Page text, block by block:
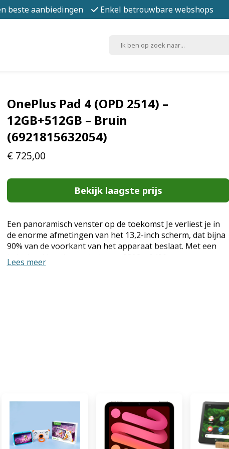
beste aanbiedingen Enkel betrouwbare webshops
OnePlus Pad 4 (OPD 2514) –
12GB+512GB – Bruin
(6921815632054)
€ 725,00
Bekijk laagste prijs
Een panoramisch venster op de toekomst Je verliest je in
de enorme afmetingen van het 13,2-inch scherm, dat bijna
90% van de voorkant van het apparaat beslaat. Met een
indrukwekkende resolutie van 3392 x 2400 en een
adaptieve verversingssnelheid van 144 Hz is elke beweging
koel dankzij 12 GB LPDDR5X RAM en 256 GB ultrasnelle
UFS 4.1-opslag. Een meeslepende symfonie in elke hoek Je
ervaart geluid alsof je in een bioscoop zit, dankzij het high-
fidelity systeem met acht luidsprekers. Met vier woofers en
vier tweeters creëert deze tablet extreme ruimtelijke
Lees meer